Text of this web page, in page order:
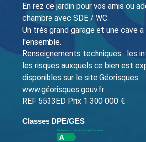
En rez de jardin pour vos amis ou
chambre avec SDE / WC.
Un très grand garage et une cave
l'ensemble.
Renseignements techniques : les
les risques auxquels ce bien est
disponibles sur le site Géorisques :
www.géorisques.gouv.fr
REF 5533ED Prix 1 300 000 €
Classes DPE/GES